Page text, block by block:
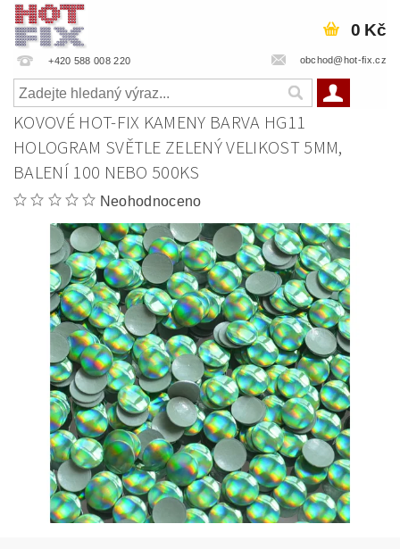
+420 588 008 220 obchod@hot-fix.cz
0 Kč
KOVOVÉ HOT-FIX KAMENY BARVA HG11
HOLOGRAM SVĚTLE ZELENÝ VELIKOST 5MM,
BALENÍ 100 NEBO 500KS
Neohodnoceno